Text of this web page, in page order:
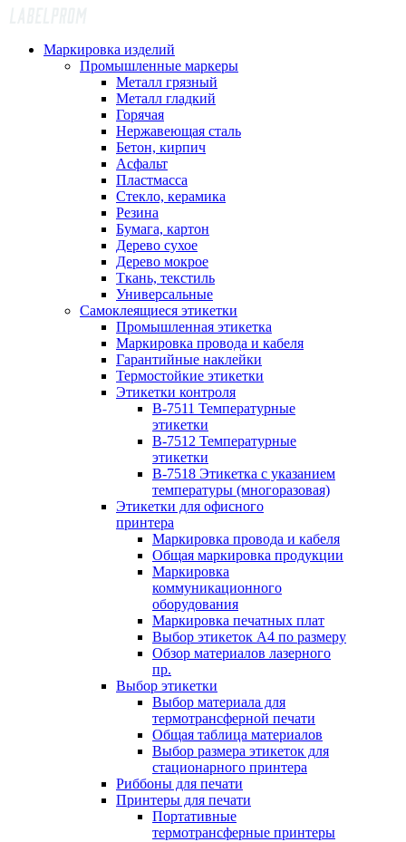
Маркировка изделий
Промышленные маркеры
Металл грязный
Металл гладкий
Горячая
Нержавеющая сталь
Бетон, кирпич
Асфальт
Пластмасса
Стекло, керамика
Резина
Бумага, картон
Дерево сухое
Дерево мокрое
Ткань, текстиль
Универсальные
Самоклеящиеся этикетки
Промышленная этикетка
Маркировка провода и кабеля
Гарантийные наклейки
Термостойкие этикетки
Этикетки контроля
B-7511 Температурные
этикетки
B-7512 Температурные
этикетки
B-7518 Этикетка с указанием
температуры (многоразовая)
Этикетки для офисного
принтера
Маркировка провода и кабеля
Общая маркировка продукции
Маркировка
коммуникационного
оборудования
Маркировка печатных плат
Выбор этикеток А4 по размеру
Обзор материалов лазерного
пр.
Выбор этикетки
Выбор материала для
термотрансферной печати
Общая таблица материалов
Выбор размера этикеток для
стационарного принтера
Риббоны для печати
Принтеры для печати
Портативные
термотрансферные принтеры